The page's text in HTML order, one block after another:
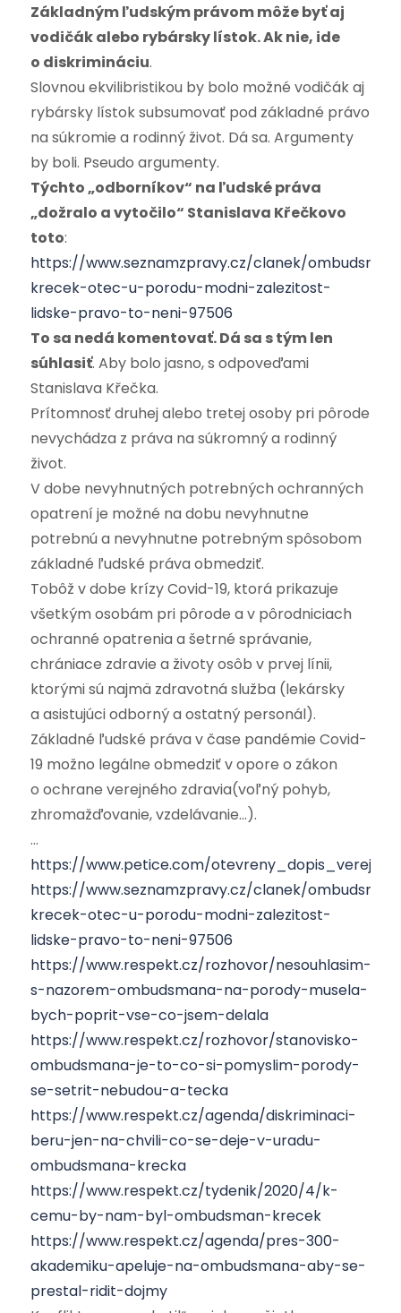
Základným ľudským právom môže byť aj
vodičák alebo rybársky lístok. Ak nie, ide
o diskrimináciu.
Slovnou ekvilibristikou by bolo možné vodičák aj
rybársky lístok subsumovať pod základné právo
na súkromie a rodinný život. Dá sa. Argumenty
by boli. Pseudo argumenty.
Týchto „odborníkov“ na ľudské práva
„dožralo a vytočilo“ Stanislava Křečkovo
toto:
https://www.seznamzpravy.cz/clanek/
krecek-otec-u-porodu-modni-zalezitost-
lidske-pravo-to-neni-97506
To sa nedá komentovať. Dá sa s tým len
súhlasiť. Aby bolo jasno, s odpoveďami
Stanislava Křečka.
Prítomnosť druhej alebo tretej osoby pri pôrode
nevychádza z práva na súkromný a rodinný
život.
V dobe nevyhnutných potrebných ochranných
opatrení je možné na dobu nevyhnutne
potrebnú a nevyhnutne potrebným spôsobom
základné ľudské práva obmedziť.
Tobôž v dobe krízy Covid-19, ktorá prikazuje
všetkým osobám pri pôrode a v pôrodniciach
ochranné opatrenia a šetrné správanie,
chrániace zdravie a životy osôb v prvej línii,
ktorými sú najmä zdravotná služba (lekársky
a asistujúci odborný a ostatný personál).
Základné ľudské práva v čase pandémie Covid-
19 možno legálne obmedziť v opore o zákon
o ochrane verejného zdravia(voľný pohyb,
zhromažďovanie, vzdelávanie…).
…
https://www.petice.com/
https://www.seznamzpravy.cz/clanek/
krecek-otec-u-porodu-modni-zalezitost-
lidske-pravo-to-neni-97506
https://www.respekt.cz/rozhovor/nesouhlasim-
s-nazorem-ombudsmana-na-porody-musela-
bych-poprit-vse-co-jsem-delala
https://www.respekt.cz/rozhovor/stanovisko-
ombudsmana-je-to-co-si-pomyslim-porody-
se-setrit-nebudou-a-tecka
https://www.respekt.cz/agenda/diskriminaci-
beru-jen-na-chvili-co-se-deje-v-uradu-
ombudsmana-krecka
https://www.respekt.cz/tydenik/2020/4/k-
cemu-by-nam-byl-ombudsman-krecek
https://www.respekt.cz/agenda/pres-300-
akademiku-apeluje-na-ombudsmana-aby-se-
prestal-ridit-dojmy